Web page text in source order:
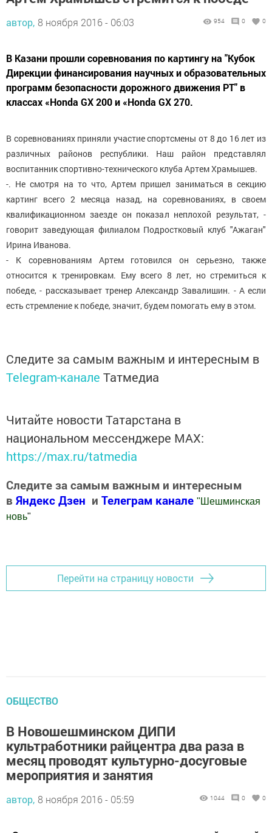
автор, 8 ноября 2016 - 06:03 954 0 0
В Казани прошли соревнования по картингу на "Кубок
Дирекции финансирования научных и образовательных
программ безопасности дорожного движения РТ" в
классах «Honda GX 200 и «Honda GX 270.
В соревнованиях приняли участие спортсмены от 8 до 16 лет из
различных районов республики. Наш район представлял
воспитанник спортивно-технического клуба Артем Храмышев.
-. Не смотря на то что, Артем пришел заниматься в секцию
картинг всего 2 месяца назад, на соревнованиях, в своем
квалификационном заезде он показал неплохой результат, -
говорит заведующая филиалом Подростковый клуб "Ажаган"
Ирина Иванова.
- К соревнованиям Артем готовился он серьезно, также
относится к тренировкам. Ему всего 8 лет, но стремиться к
победе, - рассказывает тренер Александр Завалишин. - А если
есть стремление к победе, значит, будем помогать ему в этом.
Следите за самым важным и интересным в
Telegram-канале Татмедиа
Читайте новости Татарстана в
национальном мессенджере MАХ:
https://max.ru/tatmedia
Следите за самым важным и интересным
в Яндекс Дзен и Телеграм канале " Шешминская
новь"
Перейти на страницу новости
ОБЩЕСТВО
В Новошешминском ДИПИ
культработники райцентра два раза в
месяц проводят культурно-досуговые
мероприятия и занятия
автор, 8 ноября 2016 - 05:59 1044 0 0